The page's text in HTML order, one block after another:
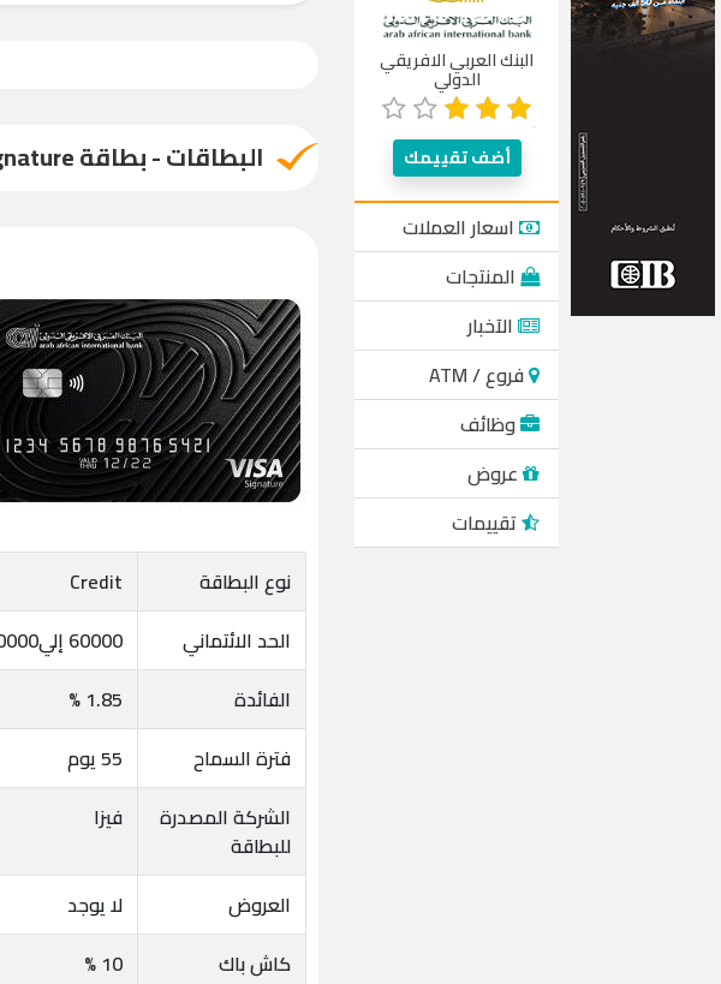
البنك العربي الافريقي
الدولي
أضف تقييمك
اسعار العملات
المنتجات
الآخبار
فروع / ATM
وظائف
عروض
تقييمات
البطاقات - بطاقة Visa Signature
نوع البطاقة
Credit
الحد الائتماني
60000 إلي1500000 جنيه
الفائدة
1.85 %
فترة السماح
55 يوم
الشركة المصدرة
للبطاقة
فيزا
العروض
لا يوجد
كاش باك
10 %